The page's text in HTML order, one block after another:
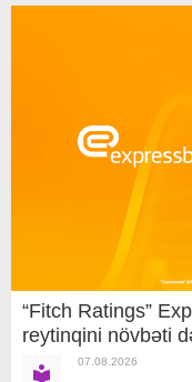
“Fitch Ratings”
reytinqini növbəti
07.08.2026